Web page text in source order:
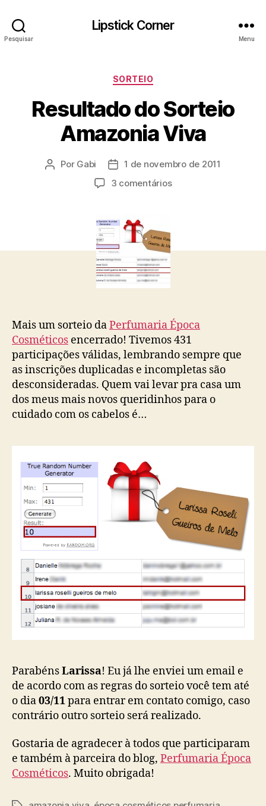
Pesquisar
Lipstick Corner
Menu
Categorias
SORTEIO
Resultado do Sorteio
Amazonia Viva
Autor
Por Gabi
Data
de
1 de novembro de 2011
3 comentáriosem
Mais um sorteio daPerfumaria Época
Cosméticos encerrado! Tivemos 431
participações válidas, lembrando sempre que
as inscrições duplicadas e incompletas são
desconsideradas. Quem vai levar pra casa um
dos meus mais novos queridinhos para o
cuidado com os cabelos é…
ParabénsLarissa! Eu já lhe enviei um email e
de acordo com as regras do sorteio você tem até
o dia03/11para entrar em contato comigo, caso
contrário outro sorteio será realizado.
Gostaria de agradecer à todos que participaram
e também à parceira do blog, Perfumaria Época
Cosméticos. Muito obrigada!